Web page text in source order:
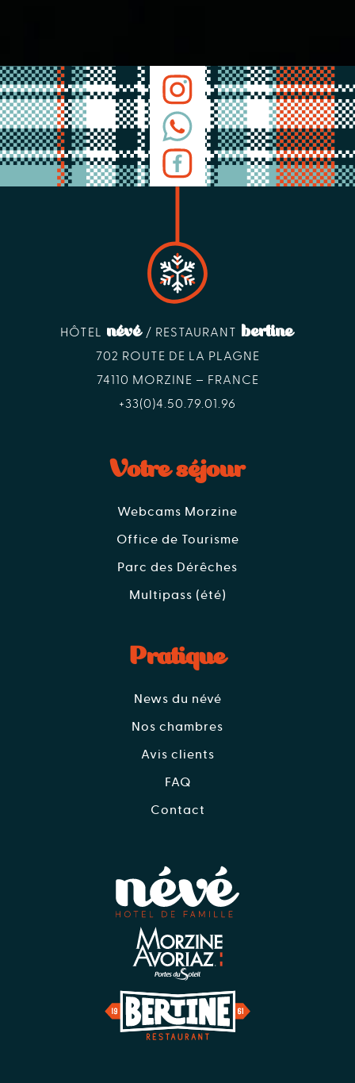
HÔTEL névé / RESTAURANT bertine
702 ROUTE DE LA PLAGNE
74110 MORZINE – FRANCE
+33(0)4.50.79.01.96
Votre séjour
Webcams Morzine
Office de Tourisme
Parc des Dérêches
Multipass (été)
Pratique
News du névé
Nos chambres
Avis clients
FAQ
Contact